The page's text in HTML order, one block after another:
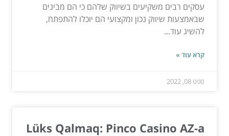
עסקים רבים משקיעים בשיווק שלהם כי הם מבינים
שבאמצעות שיווק נכון ומקצועי הם יוכלו להתפתח,
להשיג עוד...
קרא עוד »
ספט 08, 2022
Lüks Qalmaq: Pinco Casino AZ-a